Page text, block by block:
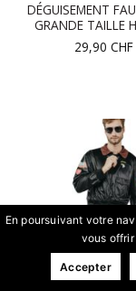
DÉGUISEMENT
GRANDE TAILLE
29,90 CHF
En poursuivant votre
vous
Accepter